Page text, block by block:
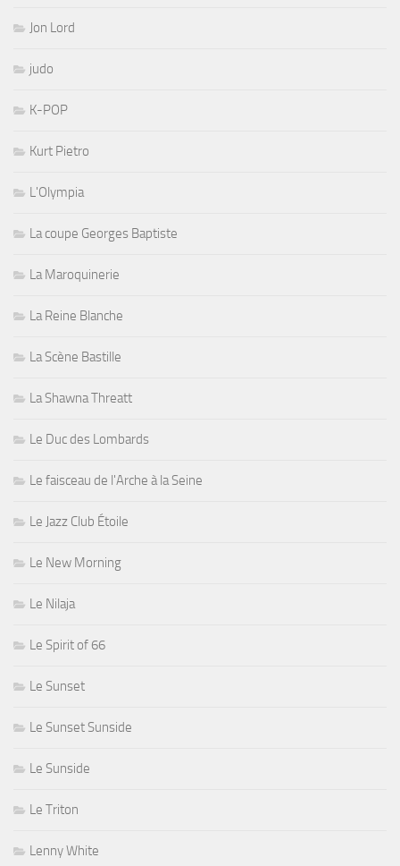
Jon Lord
judo
K-POP
Kurt Pietro
L'Olympia
La coupe Georges Baptiste
La Maroquinerie
La Reine Blanche
La Scène Bastille
La Shawna Threatt
Le Duc des Lombards
Le faisceau de l'Arche à la Seine
Le Jazz Club Étoile
Le New Morning
Le Nilaja
Le Spirit of 66
Le Sunset
Le Sunset Sunside
Le Sunside
Le Triton
Lenny White